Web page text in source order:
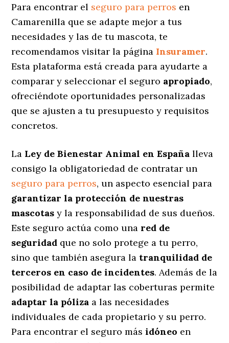
Para encontrar el seguro para perros en
Camarenilla que se adapte mejor a tus
necesidades y las de tu mascota, te
recomendamos visitar la página Insuramer.
Esta plataforma está creada para ayudarte a
comparar y seleccionar el seguro apropiado,
ofreciéndote oportunidades personalizadas
que se ajusten a tu presupuesto y requisitos
concretos.
La Ley de Bienestar Animal en España lleva
consigo la obligatoriedad de contratar un
seguro para perros, un aspecto esencial para
garantizar la protección de nuestras
mascotas y la responsabilidad de sus dueños.
Este seguro actúa como una red de
seguridad que no solo protege a tu perro,
sino que también asegura la tranquilidad de
terceros en caso de incidentes. Además de la
posibilidad de adaptar las coberturas permite
adaptar la póliza a las necesidades
individuales de cada propietario y su perro.
Para encontrar el seguro másidóneo en